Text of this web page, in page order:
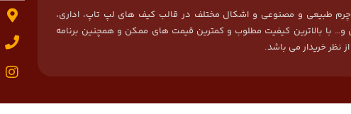
طبیعی و مصنوعی و اشکال مختلف در قالب کیف های لپ تاپ، اداری،
با بالاترین کیفیت مطلوب و کمترین قیمت های ممکن و همچنین برنامه
نظر خریدار می باشد.